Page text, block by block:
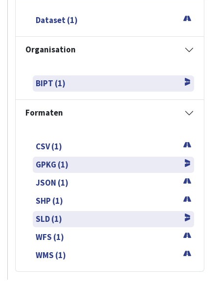
Dataset (1)
Organisation
BIPT (1)
Formaten
CSV (1)
GPKG (1)
JSON (1)
SHP (1)
SLD (1)
WFS (1)
WMS (1)